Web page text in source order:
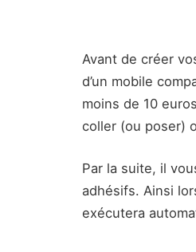
Avant de créer
d’un mobile
moins de 10
coller (ou poser)
Par la suite, il
adhésifs. Ainsi
exécutera